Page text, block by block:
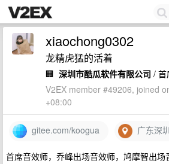
xiaochong0302
龙精虎猛的活着
🏢 深圳市酷瓜软件有限公司 / 首
V2EX member #49206, joined
+08:00
gitee.com/koogua 广东深
首席音效师，乔峰出场音效师，鸠摩智出场